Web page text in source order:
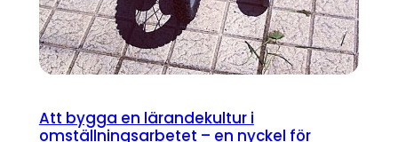
Att bygga en lärandekultur i
omställningsarbetet – en nyckel för